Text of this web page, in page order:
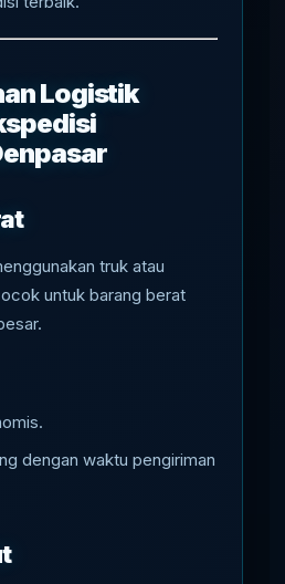
Logistik
truk atau
untuk barang berat
dengan waktu pengiriman